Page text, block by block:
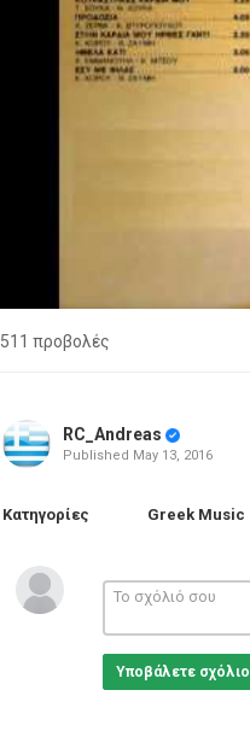
511 προβολές
RC_Andreas
Published May 13, 2016
Κατηγορίες Greek Music
Υποβάλετε σχόλιο